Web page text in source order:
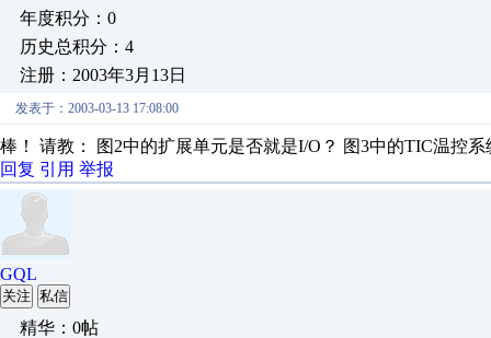
年度积分：0
历史总积分：4
注册：2003年3月13日
发表于：2003-03-13 17:08:00
棒！ 请教： 图2中的扩展单元是否就是I/O？ 图3中的TIC温控
回复 引用 举报
GQL
关注 私信
精华：0帖